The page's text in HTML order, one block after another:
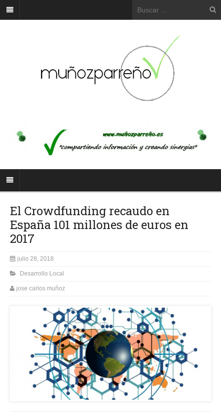
El Crowdfunding recaudo en
España 101 millones de euros en
2017
julio 28, 2018
Desarrollo Local
jose carlos muñoz